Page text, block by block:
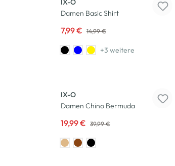
IX-O
Damen Basic Shirt
7,99 € 14,99 €
+3 weitere
IX-O
Damen Chino Bermuda
19,99 € 39,99 €